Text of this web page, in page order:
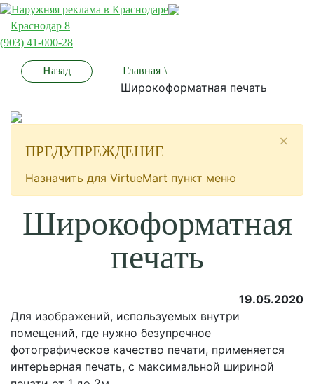
Краснодар 8
(903) 41-000-28
Назад Главная \
Широкоформатная печать
×
ПРЕДУПРЕЖДЕНИЕ
Назначить для VirtueMart пункт меню
Широкоформатная
печать
19.05.2020
Для изображений, используемых внутри
помещений, где нужно безупречное
фотографическое качество печати, применяется
интерьерная печать, с максимальной шириной